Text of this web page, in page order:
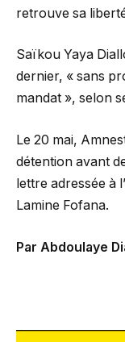
retrouve sa
Saïkou Yaya
dernier, « sans
mandat », selon
Le 20 mai,
détention avant
lettre adressée à
Lamine Fofana.
Par Abdoulaye